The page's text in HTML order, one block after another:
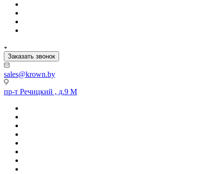
Заказать звонок
sales@krown.by
пр-т Речицкий , д.9 М